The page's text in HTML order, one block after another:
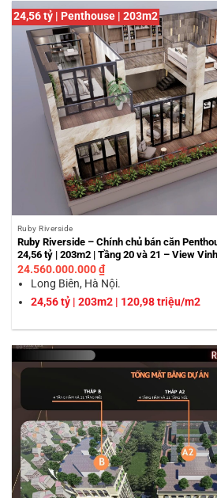
24,56 tỷ | Penthouse | 203m2
Ruby Riverside
Ruby Riverside – Chính chủ bán căn
24,56 tỷ | 203m2 | Tầng 20 và 21 – View
24.560.000.000₫
Long Biên, Hà Nội.
24,56 tỷ | 203m2 | 120,98 triệu/m2